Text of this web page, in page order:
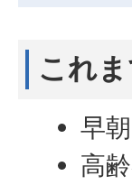
これ
早
高